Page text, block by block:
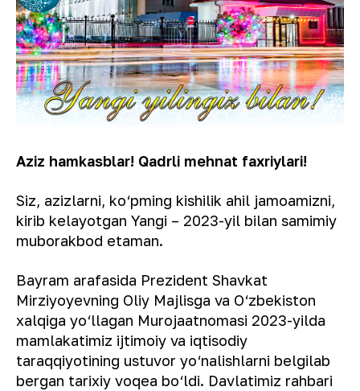
Aziz hamkasblar! Qadrli mehnat faxriylari!
Siz, azizlarni, ko‘pming kishilik ahil jamoamizni,
kirib kelayotgan Yangi – 2023-yil bilan samimiy
muborakbod etaman.
Bayram arafasida Prezident Shavkat
Mirziyoyevning Oliy Majlisga va O‘zbekiston
xalqiga yo‘llagan Murojaatnomasi 2023-yilda
mamlakatimiz ijtimoiy va iqtisodiy
taraqqiyotining ustuvor yo‘nalishlarni belgilab
bergan tarixiy voqea bo‘ldi. Davlatimiz rahbari